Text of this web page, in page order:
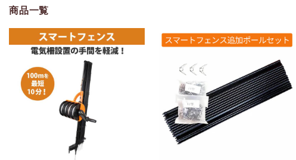
商品一覧